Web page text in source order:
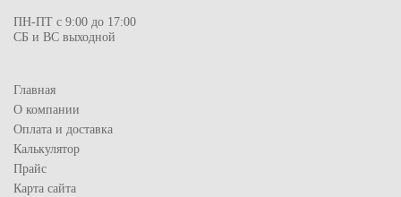
ПН-ПТ с 9:00 до 17:00
СБ и ВС выходной
Главная
О компании
Оплата и доставка
Калькулятор
Прайс
Карта сайта